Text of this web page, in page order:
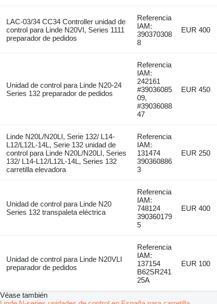
LAC-03/34 CC34 Controller unidad de
control para Linde N20VI, Series 1111
preparador de pedidos
Referencia
IAM:
390370308
8
EUR 400
Unidad de control para Linde N20-24
Series 132 preparador de pedidos
Referencia
IAM:
242161
#39036085
09,
#39036088
47
EUR 450
Linde N20L/N20LI, Serie 132/ L14-
L12/L12L-14L, Serie 132 unidad de
control para Linde N20L/N20LI, Series
132/ L14-L12/L12L-14L, Series 132
carretilla elevadora
Referencia
IAM:
131474
390360886
3
EUR 250
Unidad de control para Linde N20
Series 132 transpaleta eléctrica
Referencia
IAM:
748124
390360179
5
EUR 400
Unidad de control para Linde N20VLI
preparador de pedidos
Referencia
IAM:
137154
B62SR241
25A
EUR 100
Véase también